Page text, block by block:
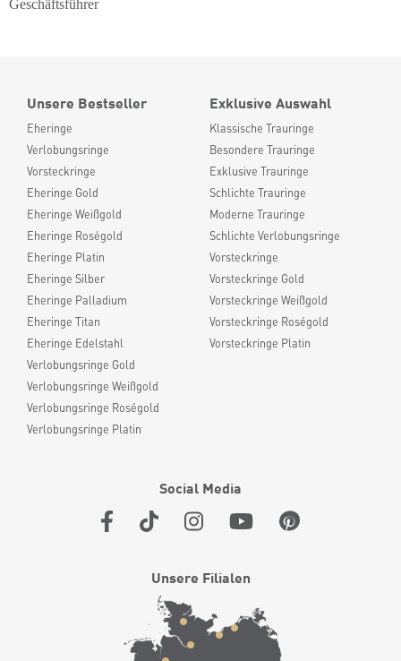
Geschäftsführer
Unsere Bestseller
Eheringe
Verlobungsringe
Vorsteckringe
Eheringe Gold
Eheringe Weißgold
Eheringe Roségold
Eheringe Platin
Eheringe Silber
Eheringe Palladium
Eheringe Titan
Eheringe Edelstahl
Verlobungsringe Gold
Verlobungsringe Weißgold
Verlobungsringe Roségold
Verlobungsringe Platin
Exklusive Auswahl
Klassische Trauringe
Besondere Trauringe
Exklusive Trauringe
Schlichte Trauringe
Moderne Trauringe
Schlichte Verlobungsringe
Vorsteckringe
Vorsteckringe Gold
Vorsteckringe Weißgold
Vorsteckringe Roségold
Vorsteckringe Platin
Social Media
Unsere Filialen